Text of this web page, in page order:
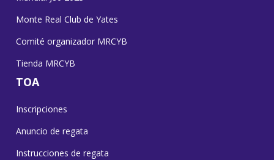
Monte Real Club de Yates
Comité organizador MRCYB
Tienda MRCYB
TOA
Inscripciones
Anuncio de regata
Instrucciones de regata